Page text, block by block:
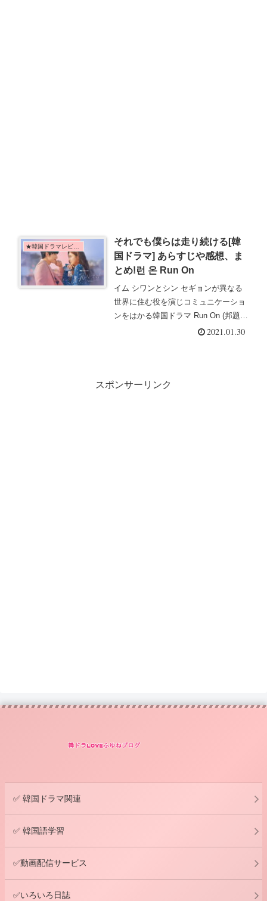
★韓国ドラマレビュー
それでも僕らは走り続ける[韓
国ドラマ] あらすじや感想、ま
とめ!런 온 Run On
イム シワンとシン セギョンが異なる
世界に住む役を演じコミュニケーショ
ンをはかる韓国ドラマ Run On (邦題：
それでも僕らは走り続ける)あらすじや
2021.01.30
スポンサーリンク
✅ 韓国ドラマ関連
✅ 韓国語学習
✅動画配信サービス
✅いろいろ日誌